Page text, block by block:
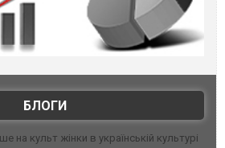
БЛОГИ
на культ жінки в українській культурі